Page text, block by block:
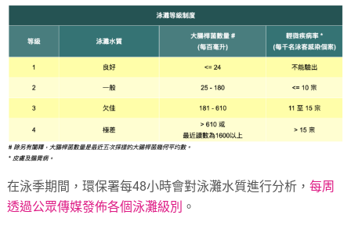
在泳季期間，環保署每48小時會對泳灘水質進行分析，每周
透過公眾傳媒發佈各個泳灘級別 。